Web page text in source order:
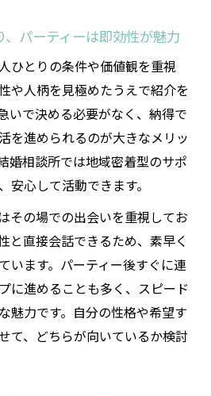
、パーティーは即効性が魅力
ひとりの条件や価値観を重視
や人柄を見極めたうえで紹介を
いで決める必要がなく、納得で
を進められるのが大きなメリッ
婚相談所では地域密着型のサポ
安心して活動できます。
その場での出会いを重視してお
と直接会話できるため、素早く
います。パーティー後すぐに連
に進めることも多く、スピード
魅力です。自分の性格や希望す
て、どちらが向いているか検討